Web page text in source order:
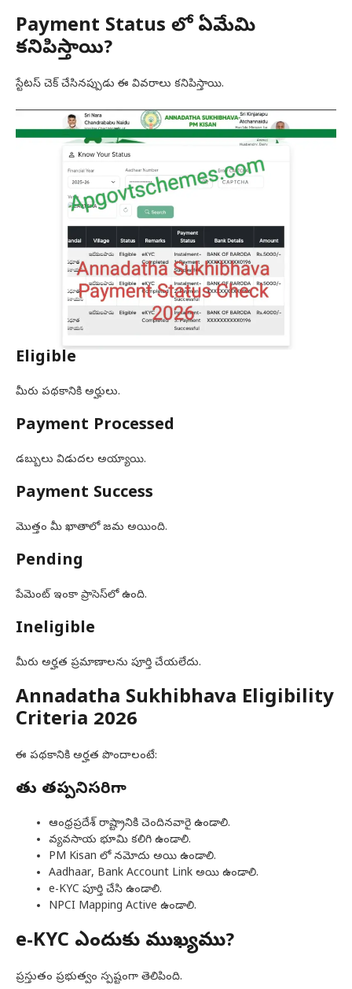
Payment Status లో ఏమేమి
కనిపిస్తాయి?
స్టేటస్ చెక్ చేసినప్పుడు ఈ వివరాలు కనిపిస్తాయి.
Eligible
మీరు పథకానికి అర్హులు.
Payment Processed
డబ్బులు విడుదల అయ్యాయి.
Payment Success
మొత్తం మీ ఖాతాలో జమ అయింది.
Pending
పేమెంట్ ఇంకా ప్రాసెస్‌లో ఉంది.
Ineligible
మీరు అర్హత ప్రమాణాలను పూర్తి చేయలేదు.
Annadatha Sukhibhava Eligibility
Criteria 2026
ఈ పథకానికి అర్హత పొందాలంటే:
రైతు తప్పనిసరిగా
ఆంధ్రప్రదేశ్ రాష్ట్రానికి చెందినవారై ఉండాలి.
వ్యవసాయ భూమి కలిగి ఉండాలి.
PM Kisan లో నమోదు అయి ఉండాలి.
Aadhaar, Bank Account Link అయి ఉండాలి.
e-KYC పూర్తి చేసి ఉండాలి.
NPCI Mapping Active ఉండాలి.
e-KYC ఎందుకు ముఖ్యము?
ప్రస్తుతం ప్రభుత్వం స్పష్టంగా తెలిపింది.